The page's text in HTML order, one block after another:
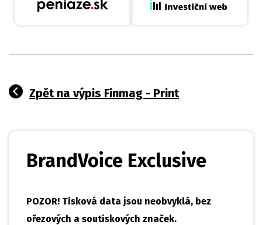
Zpět na výpis Finmag - Print
BrandVoice Exclusive
POZOR! Tisková data jsou neobvyklá, bez
ořezových a soutiskových značek.